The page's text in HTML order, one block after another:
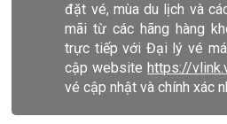
đặt vé, mùa du lịch và
mãi từ các hãng hàng
trực tiếp với Đại lý vé
cập website https://
vé cập nhật và chính xác